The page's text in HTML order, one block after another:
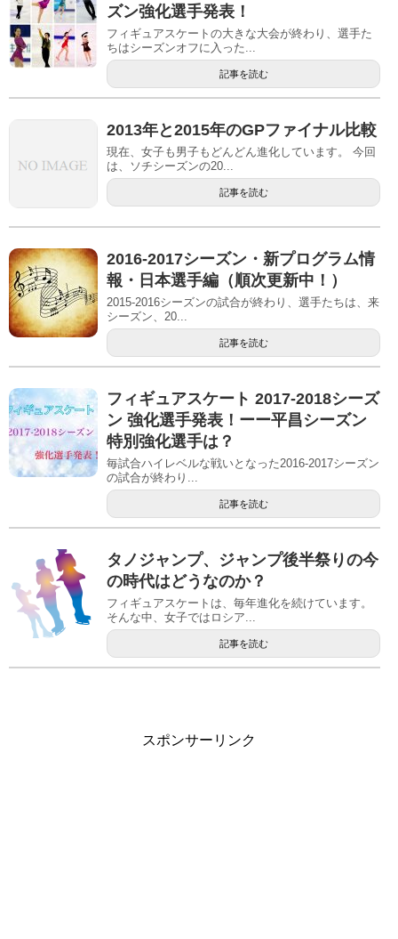
ズン強化選手発表！
フィギュアスケートの大きな大会が終わり、選手た
ちはシーズンオフに入った...
記事を読む
2013年と2015年のGPファイナル比較
現在、女子も男子もどんどん進化しています。 今回
は、ソチシーズンの20...
記事を読む
2016-2017シーズン・新プログラム情
報・日本選手編（順次更新中！）
2015-2016シーズンの試合が終わり、選手たちは、来
シーズン、20...
記事を読む
フィギュアスケート 2017-2018シーズ
ン 強化選手発表！ーー平昌シーズン
特別強化選手は？
毎試合ハイレベルな戦いとなった2016-2017シーズン
の試合が終わり...
記事を読む
タノジャンプ、ジャンプ後半祭りの今
の時代はどうなのか？
フィギュアスケートは、毎年進化を続けています。
そんな中、女子ではロシア...
記事を読む
スポンサーリンク